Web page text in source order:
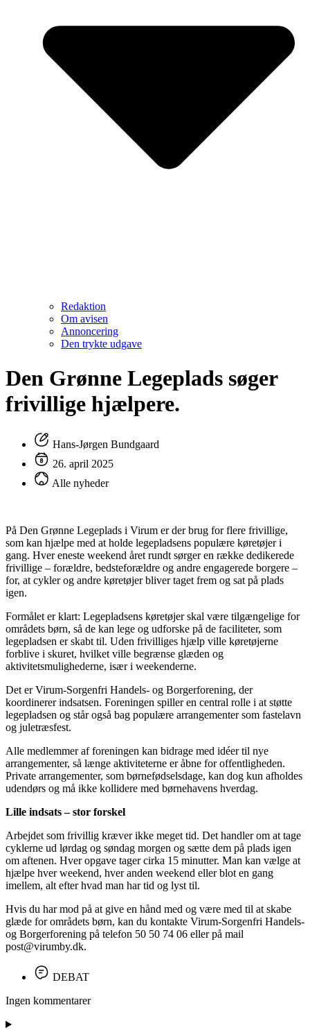
Redaktion
Om avisen
Annoncering
Den trykte udgave
Den Grønne Legeplads søger
frivillige hjælpere.
Hans-Jørgen Bundgaard
26. april 2025
Alle nyheder
På Den Grønne Legeplads i Virum er der brug for flere frivillige,
som kan hjælpe med at holde legepladsens populære køretøjer i
gang. Hver eneste weekend året rundt sørger en række dedikerede
frivillige – forældre, bedsteforældre og andre engagerede borgere –
for, at cykler og andre køretøjer bliver taget frem og sat på plads
igen.
Formålet er klart: Legepladsens køretøjer skal være tilgængelige for
områdets børn, så de kan lege og udforske på de faciliteter, som
legepladsen er skabt til. Uden frivilliges hjælp ville køretøjerne
forblive i skuret, hvilket ville begrænse glæden og
aktivitetsmulighederne, især i weekenderne.
Det er Virum-Sorgenfri Handels- og Borgerforening, der
koordinerer indsatsen. Foreningen spiller en central rolle i at støtte
legepladsen og står også bag populære arrangementer som fastelavn
og juletræsfest.
Alle medlemmer af foreningen kan bidrage med idéer til nye
arrangementer, så længe aktiviteterne er åbne for offentligheden.
Private arrangementer, som børnefødselsdage, kan dog kun afholdes
udendørs og må ikke kollidere med børnehavens hverdag.
Lille indsats – stor forskel
Arbejdet som frivillig kræver ikke meget tid. Det handler om at tage
cyklerne ud lørdag og søndag morgen og sætte dem på plads igen
om aftenen. Hver opgave tager cirka 15 minutter. Man kan vælge at
hjælpe hver weekend, hver anden weekend eller blot en gang
imellem, alt efter hvad man har tid og lyst til.
Hvis du har mod på at give en hånd med og være med til at skabe
glæde for områdets børn, kan du kontakte Virum-Sorgenfri Handels-
og Borgerforening på telefon 50 50 74 06 eller på mail
post@virumby.dk.
DEBAT
Ingen kommentarer